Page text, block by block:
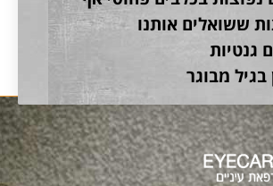
ששואלים אותנו
גנטיות
בגיל מבוגר